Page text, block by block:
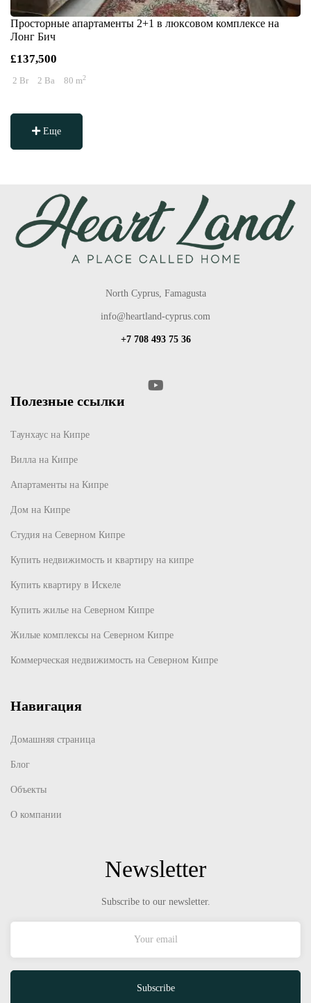
Просторные апартаменты 2+1 в люксовом комплексе на
Лонг Бич
£137,500
2 Br 2 Ba 80 m2
Еще
North Cyprus, Famagusta
info@heartland-cyprus.com
+7 708 493 75 36
Полезные ссылки
Таунхаус на Кипре
Вилла на Кипре
Апартаменты на Кипре
Дом на Кипре
Студия на Северном Кипре
Купить недвижимость и квартиру на кипре
Купить квартиру в Искеле
Купить жилье на Северном Кипре
Жилые комплексы на Северном Кипре
Коммерческая недвижимость на Северном Кипре
Навигация
Домашняя страница
Блог
Объекты
О компании
Newsletter
Subscribe to our newsletter.